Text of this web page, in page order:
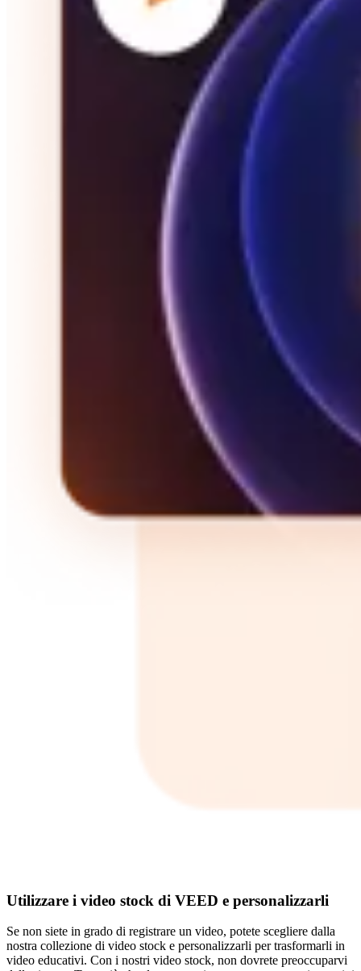
Utilizzare i video stock di VEED e personalizzarli
Se non siete in grado di registrare un video, potete scegliere dalla
nostra collezione di video stock e personalizzarli per trasformarli in
video educativi. Con i nostri video stock, non dovrete preoccuparvi